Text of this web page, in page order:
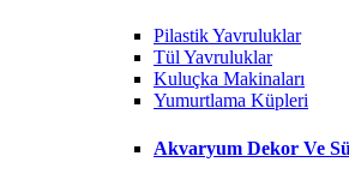
Pilastik Yavruluklar
Tül Yavruluklar
Kuluçka Makinaları
Yumurtlama Küpleri
Akvaryum Dekor Ve